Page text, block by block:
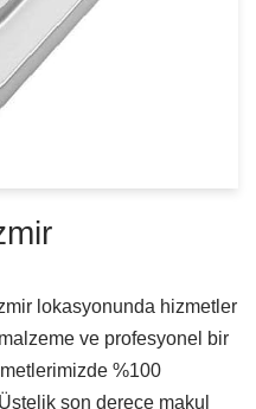
lokasyonunda hizmetler
ve profesyonel bir
%100
son derece makul